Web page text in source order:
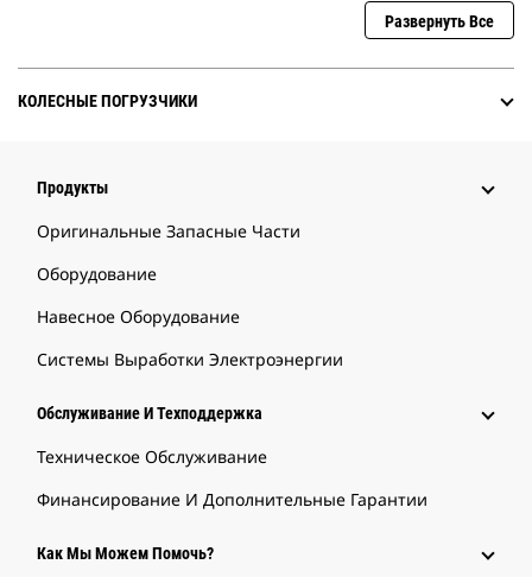
Развернуть Все
КОЛЕСНЫЕ ПОГРУЗЧИКИ
Продукты
Оригинальные Запасные Части
Оборудование
Навесное Оборудование
Системы Выработки Электроэнергии
Обслуживание И Техподдержка
Техническое Обслуживание
Финансирование И Дополнительные Гарантии
Как Мы Можем Помочь?